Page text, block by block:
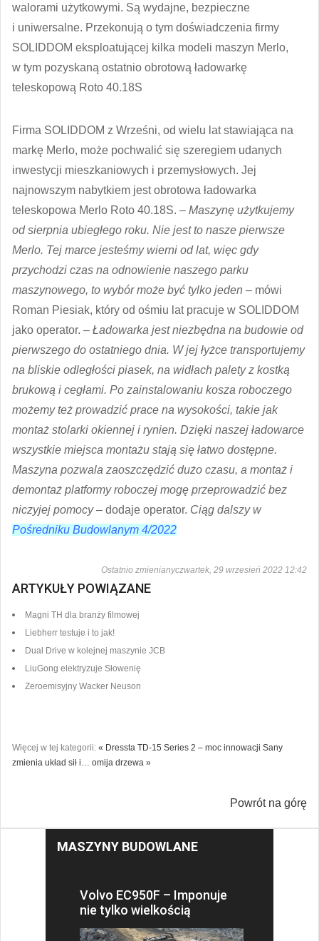
walorami użytkowymi. Są wydajne, bezpieczne
i uniwersalne. Przekonują o tym doświadczenia firmy
SOLIDDOM eksploatującej kilka modeli maszyn Merlo,
w tym pozyskaną ostatnio obrotową ładowarkę
teleskopową Roto 40.18S
Firma SOLIDDOM z Wrześni, od wielu lat stawiająca na
markę Merlo, może pochwalić się szeregiem udanych
inwestycji mieszkaniowych i przemysłowych. Jej
najnowszym nabytkiem jest obrotowa ładowarka
teleskopowa Merlo Roto 40.18S. – Maszynę użytkujemy
od sierpnia ubiegłego roku. Nie jest to nasze pierwsze
Merlo. Tej marce jesteśmy wierni od lat, więc gdy
przychodzi czas na odnowienie naszego parku
maszynowego, to wybór może być tylko jeden – mówi
Roman Piesiak, który od ośmiu lat pracuje w SOLIDDOM
jako operator. – Ładowarka jest niezbędna na budowie od
pierwszego do ostatniego dnia. W jej łyżce transportujemy
na bliskie odległości piasek, na widłach palety z kostką
brukową i cegłami. Po zainstalowaniu kosza roboczego
możemy też prowadzić prace na wysokości, takie jak
montaż stolarki okiennej i rynien. Dzięki naszej ładowarce
wszystkie miejsca montażu stają się łatwo dostępne.
Maszyna pozwala zaoszczędzić dużo czasu, a montaż i
demontaż platformy roboczej mogę przeprowadzić bez
niczyjej pomocy– dodaje operator. Ciąg dalszy w
Pośredniku Budowlanym 4/2022
Ostatnio zmienianyczwartek, 29 wrzesień 2022 12:42
ARTYKUŁY POWIĄZANE
Magni TH dla branży filmowej
Liebherr testuje i to jak!
Dual Drive w kolejnej maszynie JCB
LiuGong elektryzuje Słowenię
Zeroemisyjny Wacker Neuson
Więcej w tej kategorii: « Dressta TD-15 Series 2 – moc innowacji Sany
zmienia układ sił i… omija drzewa »
Powrót na górę
MASZYNY BUDOWLANE
Volvo EC950F – Imponuje
nie tylko wielkością